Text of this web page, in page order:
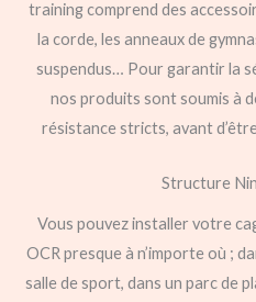
training comprend des
la corde, les anneaux de
suspendus… Pour garantir la
nos produits sont soumis à
résistance stricts, avant
Structure
Vous pouvez installer votre
OCR presque à n’importe où ;
salle de sport, dans un parc de